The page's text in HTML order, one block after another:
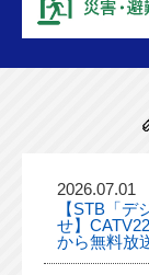
2026.07.01
【STB「
せ】
から無料放